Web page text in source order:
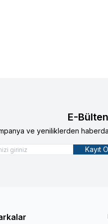
E-
ve yeniliklerden
Kayıt